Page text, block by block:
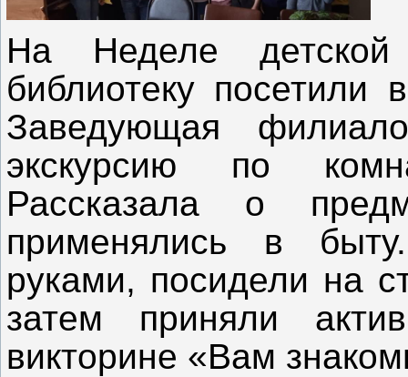
На Неделе детской
библиотеку посетили
Заведующая
экскурсию по
Рассказала о
применялись в
руками, посидели на
затем приняли
викторине «Вам